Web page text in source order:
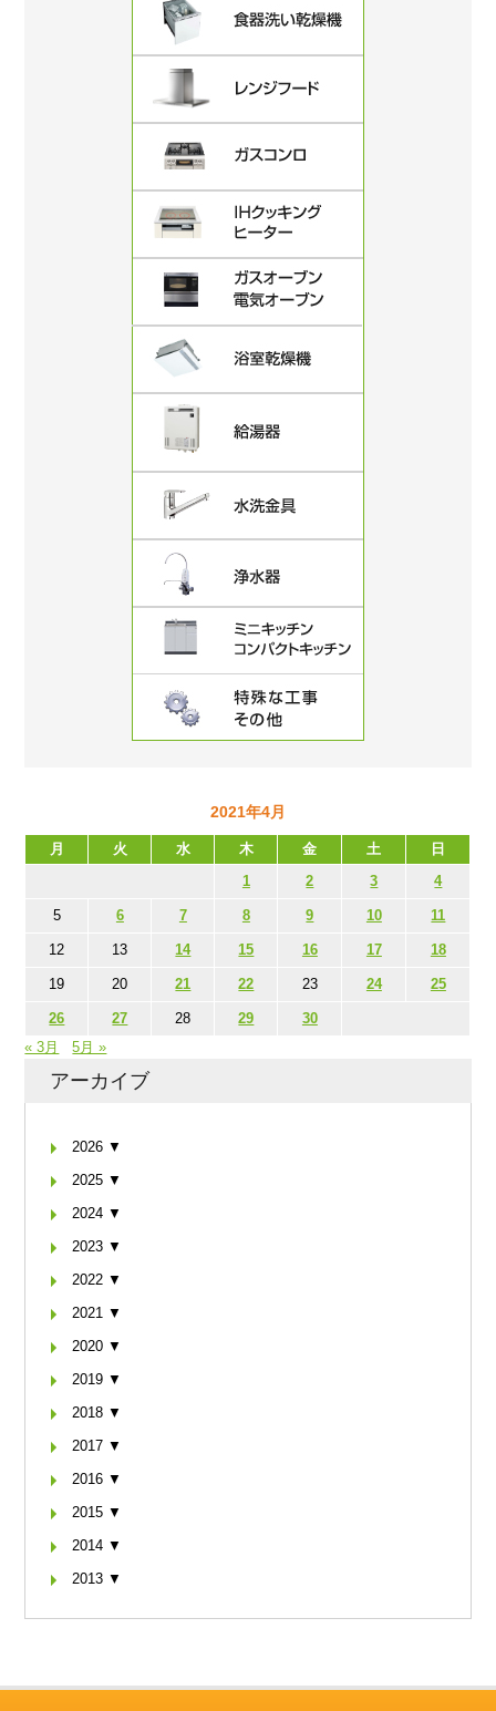
2021年4月
月 火 水 木 金 土
日
1
2 3 4
5 6 7 8 9 10 11
12 13 14 15 16 17 18
19 20 21 22 23 24 25
26 27 28 29
30
« 3月
5月 »
アーカイブ
2026 ▼
2025 ▼
2024 ▼
2023 ▼
2022 ▼
2021 ▼
2020 ▼
2019 ▼
2018 ▼
2017 ▼
2016 ▼
2015 ▼
2014 ▼
2013 ▼